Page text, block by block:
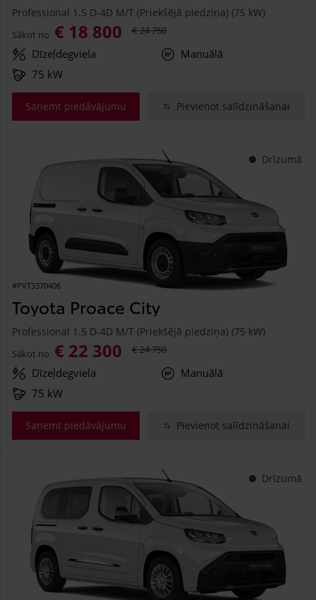
Professional 1.5 D-4D M/T (Priekšējā piedziņa) (75 kW)
Sākot no € 18 800 € 24 750
Dīzeļdegviela
Manuālā
75 kW
Saņemt piedāvājumu Pievienot salīdzināšanai
Drīzumā
#PVT3370406
Toyota Proace City
Professional 1.5 D-4D M/T (Priekšējā piedziņa) (75 kW)
Sākot no € 22 300 € 24 750
Dīzeļdegviela
Manuālā
75 kW
Saņemt piedāvājumu Pievienot salīdzināšanai
Drīzumā